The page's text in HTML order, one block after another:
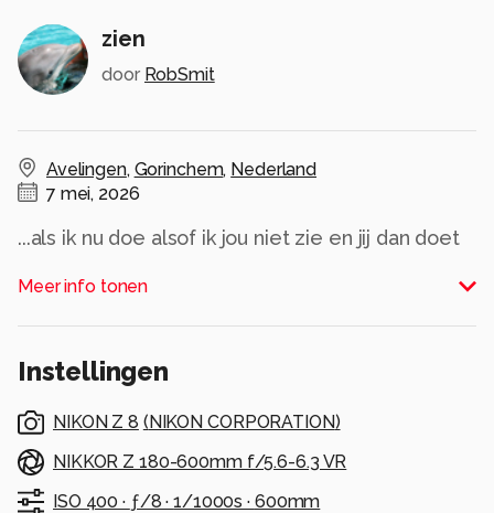
zien
door RobSmit
Avelingen, Gorinchem, Nederland
7 mei, 2026
...als ik nu doe alsof ik jou niet zie en jij dan doet
Meer info tonen
Instellingen
NIKON Z 8 (NIKON CORPORATION)
NIKKOR Z 180-600mm f/5.6-6.3 VR
ISO 400 · ƒ/8 ·1/1000s · 600mm